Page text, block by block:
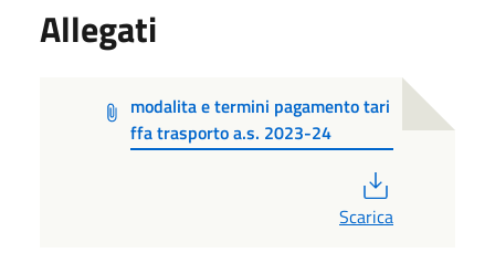
Allegati
modalita e termini pagamento tari
ffa trasporto a.s. 2023-24
Scarica